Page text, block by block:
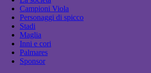
Campioni Viola
Personaggi di spicco
Stadi
Maglia
Inni e cori
Palmares
Sponsor